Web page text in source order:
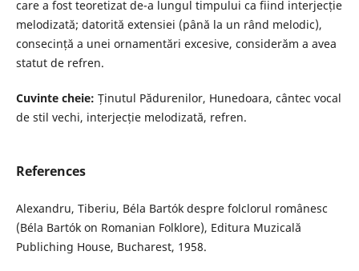
care a fost teoretizat de-a lungul timpului ca fiind interjecție
melodizată; datorită extensiei (până la un rând melodic),
consecință a unei ornamentări excesive, considerăm a avea
statut de refren.
Cuvinte cheie: Ținutul Pădurenilor, Hunedoara, cântec vocal
de stil vechi, interjecție melodizată, refren.
References
Alexandru, Tiberiu, Béla Bartók despre folclorul românesc
(Béla Bartók on Romanian Folklore), Editura Muzicală
Publiching House, Bucharest, 1958.